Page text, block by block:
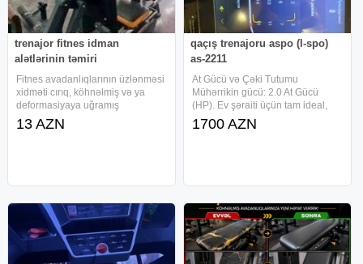
trenajor fitnes idman
alətlərinin təmiri
Fitnes avadanlıqlarının üzlənməsi
xidməti cırıq, köhnəlmiş və ya
deformasiyaya uğramış
oturacaqların, dayaqlıqların
(skamyalar, press və ayaq
13 AZN
qaçış trenajoru aspo (l-spo)
as-2211
At Gücü və Çəki Tutumu
Mühərrikin gücü: 2.0 At Gücü
(HP). Ev şəraiti üçün tam ideal,
səssiz və dözümlü mühərrikdir.
Maksimum istifadəçi çəkisi: 120
1700 AZN